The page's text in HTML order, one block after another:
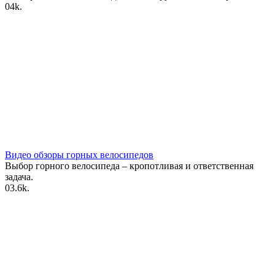
04k.
Видео обзоры горных велосипедов
Выбор горного велосипеда – кропотливая и ответственная
задача.
03.6k.